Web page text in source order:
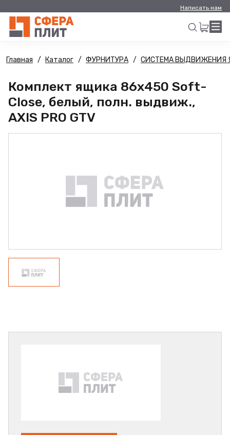
Написать нам
Искать
Главная Каталог ФУРНИТУРА СИСТЕМА ВЫДВИЖЕНИЯ
Комплект ящика 86х450 Soft-
Close, белый, полн. выдвиж.,
AXIS PRO GTV